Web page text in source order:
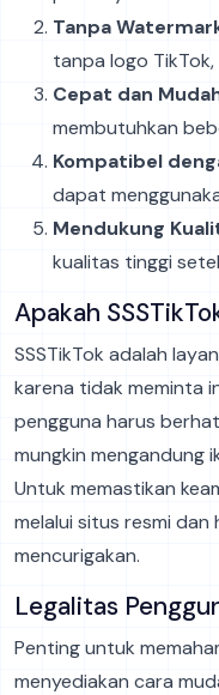
Tanpa
tanpa logo
Cepat dan
membutuhkan
Kompatibel
dapat
Mendukung
kualitas tinggi
Apakah
SSSTikTok adalah
karena tidak meminta
pengguna harus
mungkin mengandung
Untuk memastikan
melalui situs resmi
mencurigakan.
Legalitas
Penting untuk
menyediakan cara